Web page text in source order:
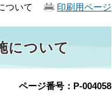
印刷用ページ
ついて
について
ページ番号：P-004058